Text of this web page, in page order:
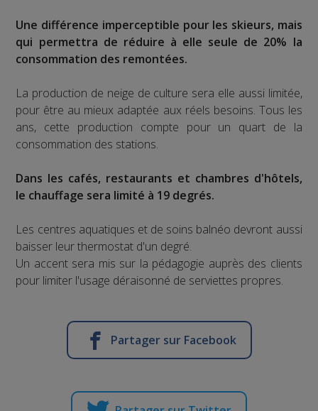
Une différence imperceptible pour les skieurs, mais
qui permettra de réduire à elle seule de 20% la
consommation des remontées.
La production de neige de culture sera elle aussi limitée,
pour être au mieux adaptée aux réels besoins. Tous les
ans, cette production compte pour un quart de la
consommation des stations.
Dans les cafés, restaurants et chambres d'hôtels,
le chauffage sera limité à 19 degrés.
Les centres aquatiques et de soins balnéo devront aussi
baisser leur thermostat d'un degré.
Un accent sera mis sur la pédagogie auprès des clients
pour limiter l'usage déraisonné de serviettes propres.
Partager sur Facebook